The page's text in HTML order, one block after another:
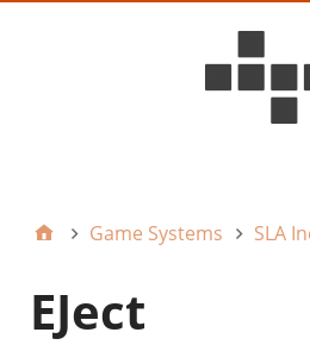
Game Systems SLA
EJect